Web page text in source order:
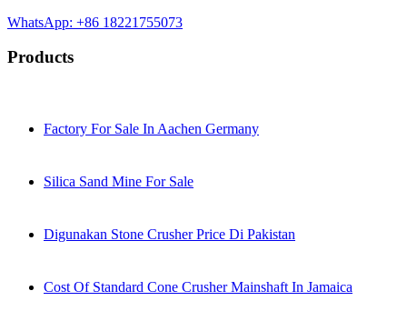
WhatsApp: +86 18221755073
Products
Factory For Sale In Aachen Germany
Silica Sand Mine For Sale
Digunakan Stone Crusher Price Di Pakistan
Cost Of Standard Cone Crusher Mainshaft In Jamaica